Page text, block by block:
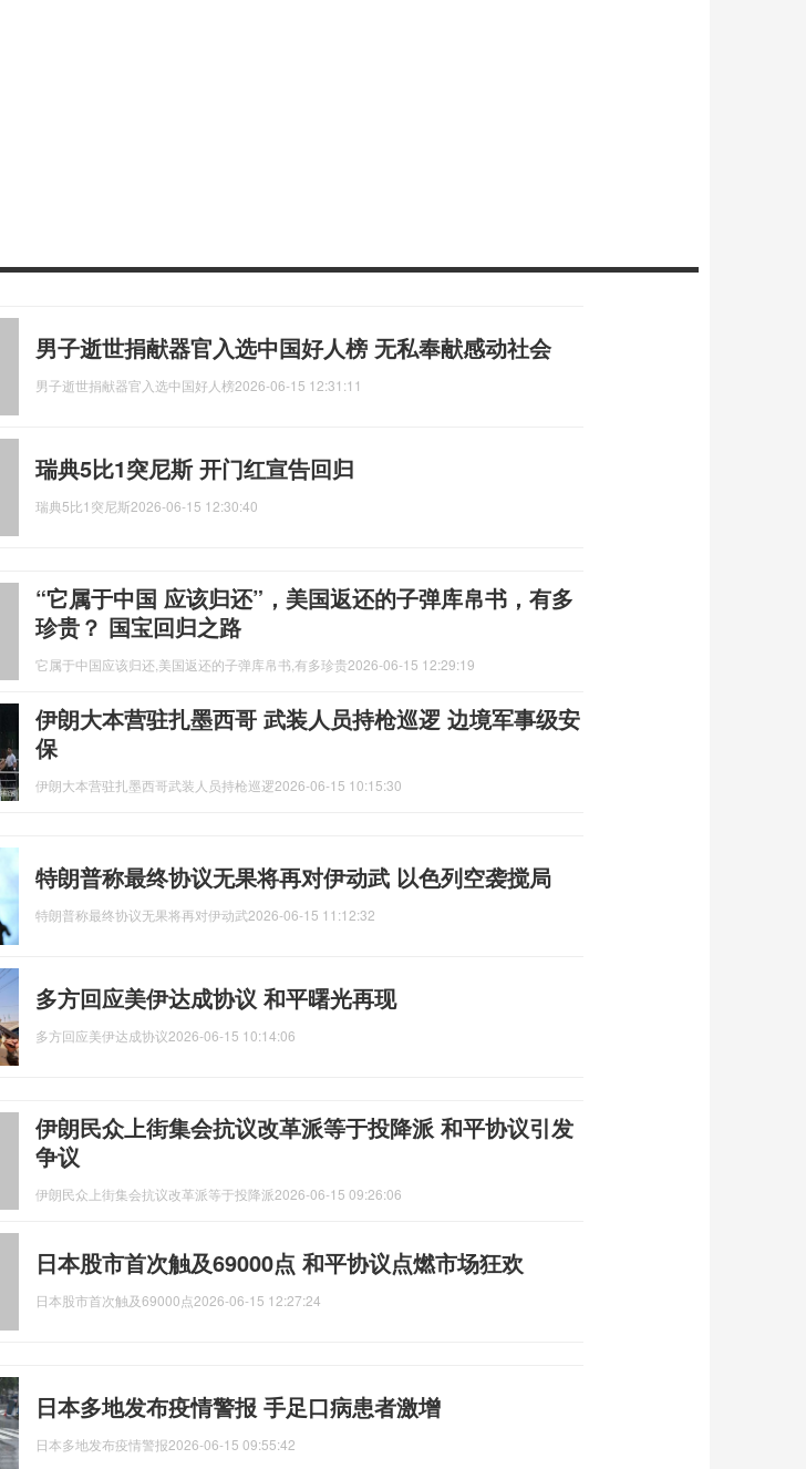
男子逝世捐献器官入选中国好人榜 无私奉献感动社会
男子逝世捐献器官入选中国好人榜2026-06-15 12:31:11
瑞典5比1突尼斯 开门红宣告回归
瑞典5比1突尼斯2026-06-15 12:30:40
“它属于中国 应该归还”，美国返还的子弹库帛书，有多
珍贵？ 国宝回归之路
它属于中国应该归还,美国返还的子弹库帛书,有多珍贵2026-06-15 12:29:19
伊朗大本营驻扎墨西哥 武装人员持枪巡逻 边境军事级安
保
伊朗大本营驻扎墨西哥武装人员持枪巡逻2026-06-15 10:15:30
特朗普称最终协议无果将再对伊动武 以色列空袭搅局
特朗普称最终协议无果将再对伊动武2026-06-15 11:12:32
多方回应美伊达成协议 和平曙光再现
多方回应美伊达成协议2026-06-15 10:14:06
伊朗民众上街集会抗议改革派等于投降派 和平协议引发
争议
伊朗民众上街集会抗议改革派等于投降派2026-06-15 09:26:06
日本股市首次触及69000点 和平协议点燃市场狂欢
日本股市首次触及69000点2026-06-15 12:27:24
日本多地发布疫情警报 手足口病患者激增
日本多地发布疫情警报2026-06-15 09:55:42